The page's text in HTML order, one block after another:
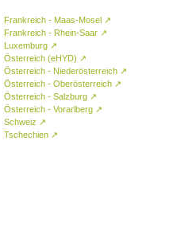
Frankreich - Maas-Mosel ↗
Frankreich - Rhein-Saar ↗
Luxemburg ↗
Österreich (eHYD) ↗
Österreich - Niederösterreich ↗
Österreich - Oberösterreich ↗
Österreich - Salzburg ↗
Österreich - Vorarlberg ↗
Schweiz ↗
Tschechien ↗